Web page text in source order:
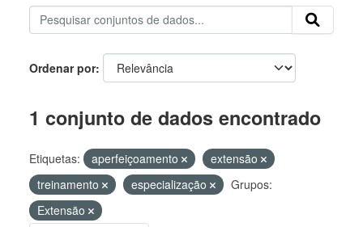
Ordenar por
1 conjunto de dados encontrado
Etiquetas: aperfeiçoamento
extensão
treinamento
especialização
Grupos:
Extensão